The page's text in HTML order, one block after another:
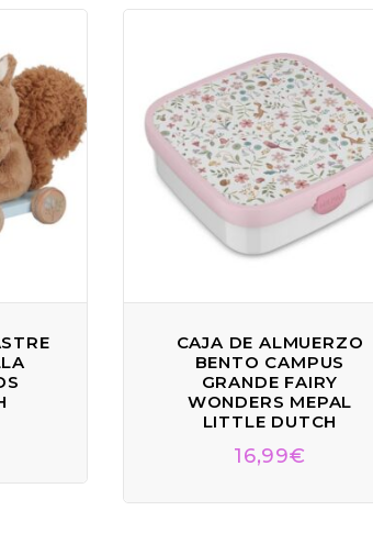
CAJA DE ALMUERZO
BENTO CAMPUS
GRANDE FAIRY
WONDERS MEPAL
LITTLE DUTCH
16,99€